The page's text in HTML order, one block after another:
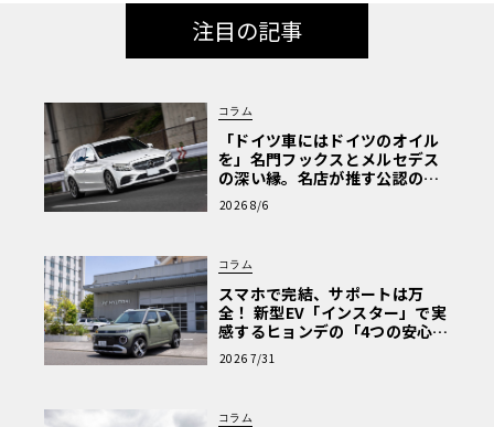
注目の記事
コラム
「ドイツ車にはドイツのオイル
を」名門フックスとメルセデス
の深い縁。名店が推す公認の安
心と、Cクラスで味わうシルキー
な走り〈PR〉
2026 8/6
コラム
スマホで完結、サポートは万
全！ 新型EV「インスター」で実
感するヒョンデの「4つの安心」
【第1回・ヒョンデ6つの疑問：
Why? Hyundai?】〈PR〉
2026 7/31
コラム